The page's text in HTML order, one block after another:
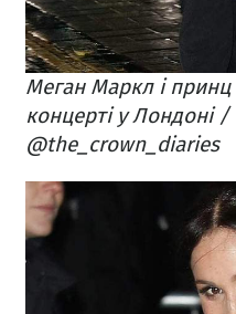
Меган Маркл і принц
концерті у Лондоні
@the_crown_diaries